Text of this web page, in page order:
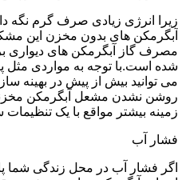
زیرا انرژی زیادی صرف گرم نگه
آبگرمکن های بدون مخزن این
مصرف گاز آبگرمکن های
شده است.با توجه به مواردی
می توانید بیش از پیش در بهینه
روشن نشدن مشعل آبگرمکن
زمینه بیشتر مواقع با یک
فشار آب
اگر فشار آب در محل زندگی شما